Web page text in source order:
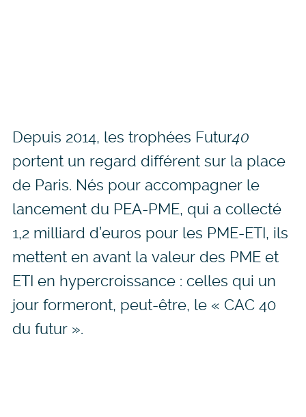
Depuis 2014, les trophées Futur40
portent un regard différent sur la place
de Paris. Nés pour accompagner le
lancement du PEA-PME, qui a collecté
1,2 milliard d’euros pour les PME-ETI, ils
mettent en avant la valeur des PME et
ETI en hypercroissance : celles qui un
jour formeront, peut-être, le « CAC 40
du futur ».